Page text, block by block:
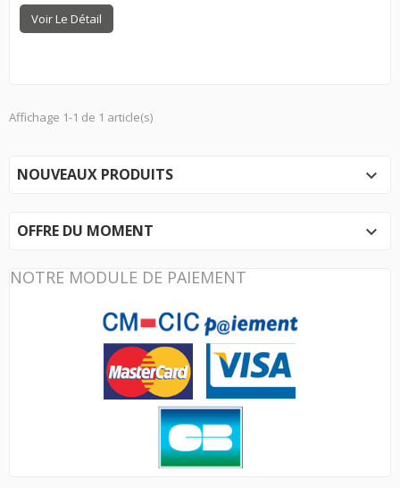
Voir Le Détail
Affichage 1-1 de 1 article(s)
NOUVEAUX PRODUITS 
OFFRE DU MOMENT 
NOTRE MODULE DE PAIEMENT